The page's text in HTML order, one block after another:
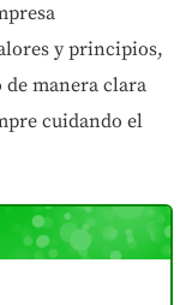
y principios,
de manera clara
cuidando el